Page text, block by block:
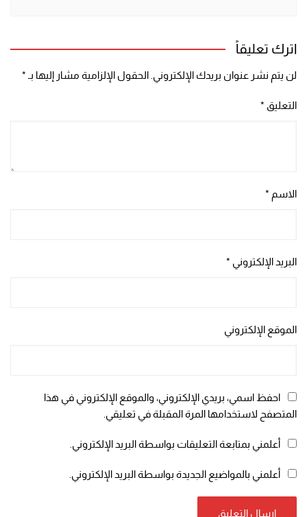
اترك تعليقاً
لن يتم نشر عنوان بريدك الإلكتروني. الحقول الإلزامية مشار إليها بـ *
التعليق *
الاسم *
البريد الإلكتروني *
الموقع الإلكتروني
احفظ اسمي، بريدي الإلكتروني، والموقع الإلكتروني في هذا
المتصفح لاستخدامها المرة المقبلة في تعليقي.
أعلمني بمتابعة التعليقات بواسطة البريد الإلكتروني.
أعلمني بالمواضيع الجديدة بواسطة البريد الإلكتروني.